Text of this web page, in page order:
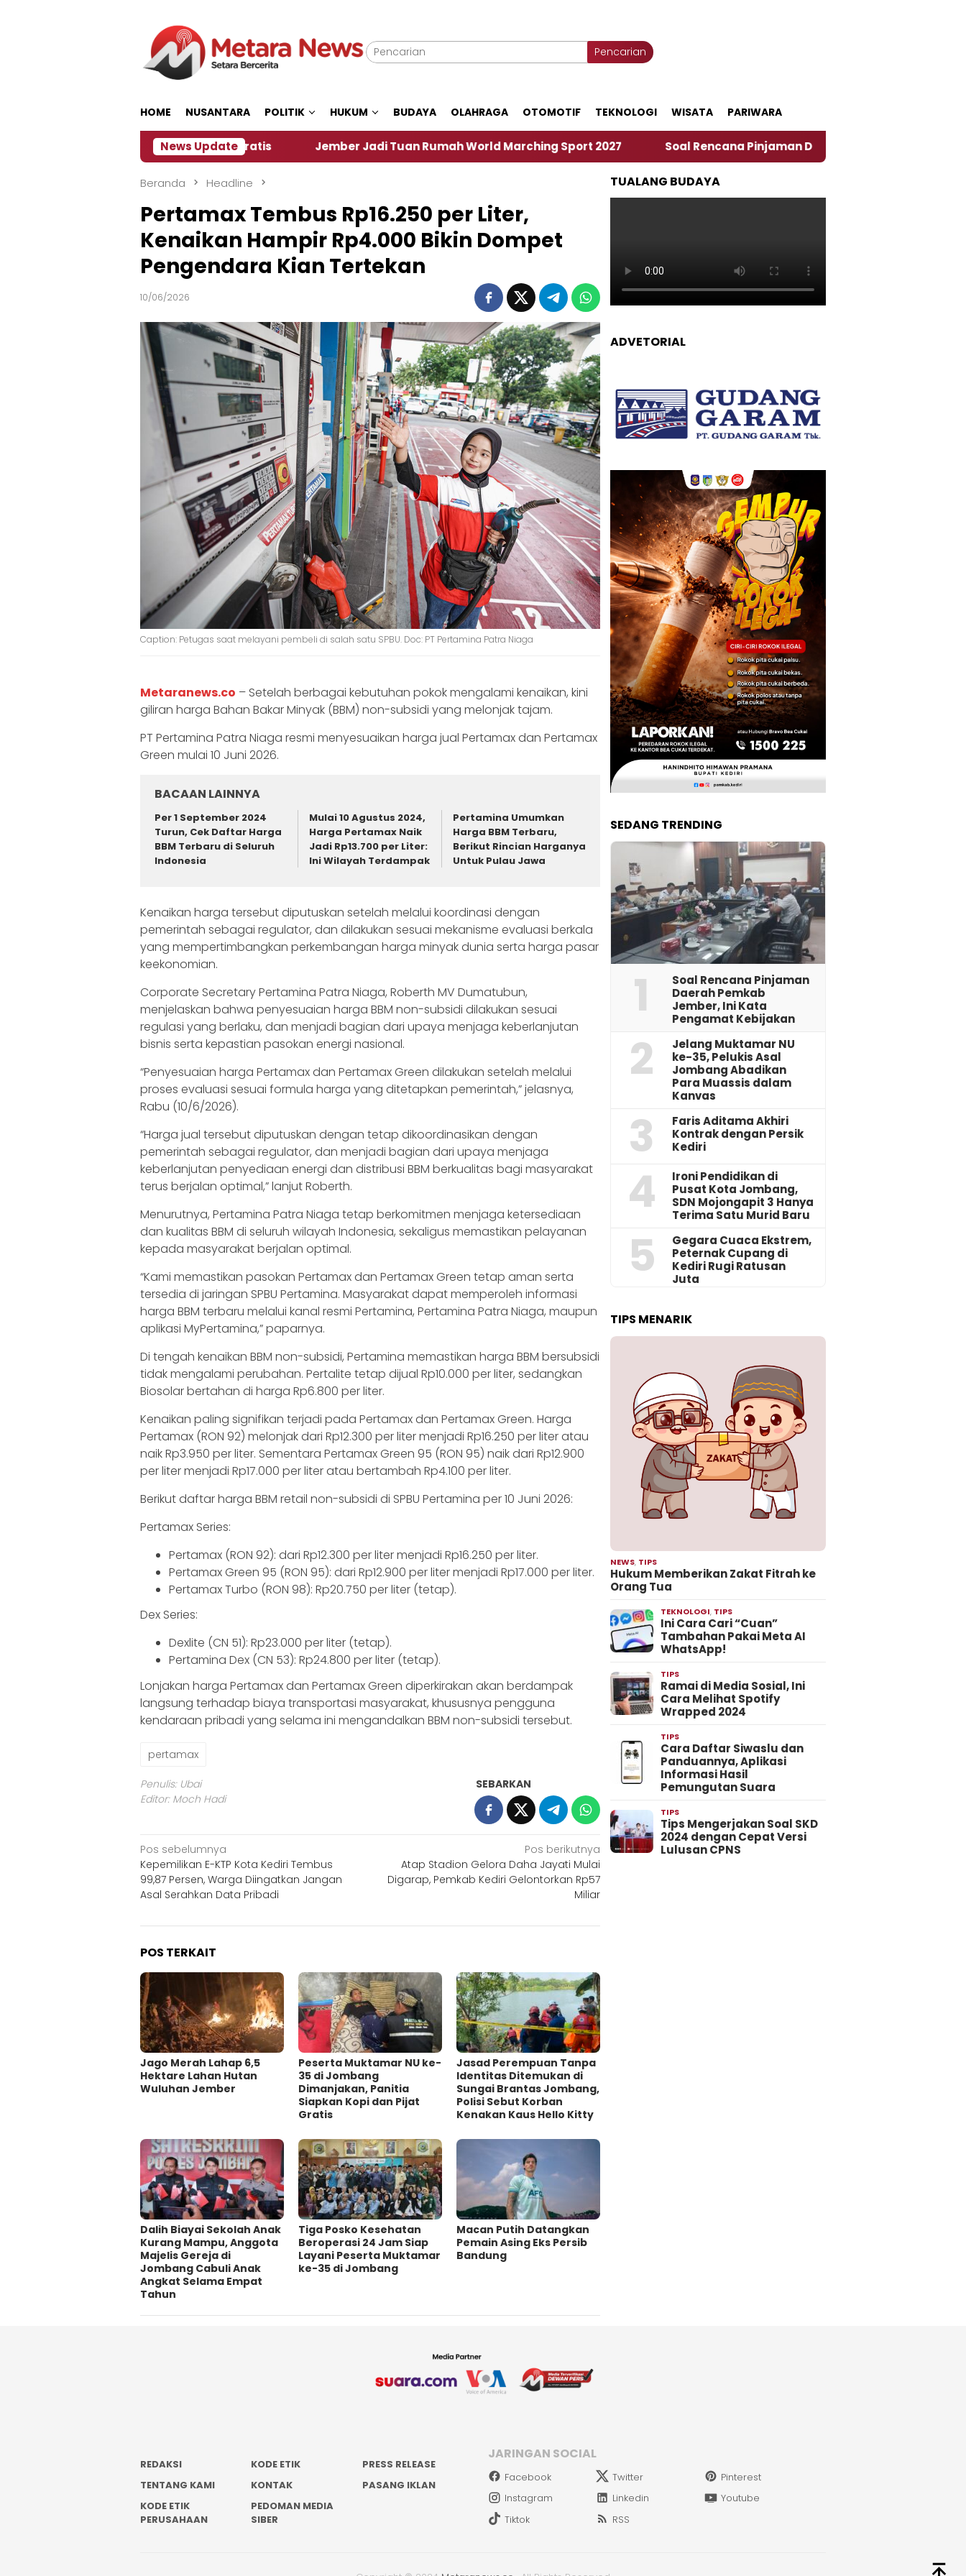
Pencarian
HOME NUSANTARA POLITIK HUKUM BUDAYA OLAHRAGA OTOMOTIF TEKNOLOGI WISATA PARIWARA
News Update
Siapkan Kopi dan Pijat Gratis Jember Jadi Tuan Rumah World Marching Sport 2027 ‎Soal Rencana Pinjaman Daerah Pemkab Jember, Ini Kata
Beranda Headline
Pertamax Tembus Rp16.250 per Liter,
Kenaikan Hampir Rp4.000 Bikin Dompet
Pengendara Kian Tertekan
10/06/2026
Caption: Petugas saat melayani pembeli di salah satu SPBU. Doc: PT Pertamina Patra Niaga
Metaranews.co – Setelah berbagai kebutuhan pokok mengalami kenaikan, kini
giliran harga Bahan Bakar Minyak (BBM) non-subsidi yang melonjak tajam.
PT Pertamina Patra Niaga resmi menyesuaikan harga jual Pertamax dan Pertamax
Green mulai 10 Juni 2026.
BACAAN LAINNYA
Per 1 September 2024
Turun, Cek Daftar Harga
BBM Terbaru di Seluruh
Indonesia
Mulai 10 Agustus 2024,
Harga Pertamax Naik
Jadi Rp13.700 per Liter:
Ini Wilayah Terdampak
Pertamina Umumkan
Harga BBM Terbaru,
Berikut Rincian Harganya
Untuk Pulau Jawa
Kenaikan harga tersebut diputuskan setelah melalui koordinasi dengan
pemerintah sebagai regulator, dan dilakukan sesuai mekanisme evaluasi berkala
yang mempertimbangkan perkembangan harga minyak dunia serta harga pasar
keekonomian.
Corporate Secretary Pertamina Patra Niaga, Roberth MV Dumatubun,
menjelaskan bahwa penyesuaian harga BBM non-subsidi dilakukan sesuai
regulasi yang berlaku, dan menjadi bagian dari upaya menjaga keberlanjutan
bisnis serta kepastian pasokan energi nasional.
“Penyesuaian harga Pertamax dan Pertamax Green dilakukan setelah melalui
proses evaluasi sesuai formula harga yang ditetapkan pemerintah,” jelasnya,
Rabu (10/6/2026).
“Harga jual tersebut diputuskan dengan tetap dikoordinasikan dengan
pemerintah sebagai regulator, dan menjadi bagian dari upaya menjaga
keberlanjutan penyediaan energi dan distribusi BBM berkualitas bagi masyarakat
terus berjalan optimal,” lanjut Roberth.
Menurutnya, Pertamina Patra Niaga tetap berkomitmen menjaga ketersediaan
dan kualitas BBM di seluruh wilayah Indonesia, sekaligus memastikan pelayanan
kepada masyarakat berjalan optimal.
“Kami memastikan pasokan Pertamax dan Pertamax Green tetap aman serta
tersedia di jaringan SPBU Pertamina. Masyarakat dapat memperoleh informasi
harga BBM terbaru melalui kanal resmi Pertamina, Pertamina Patra Niaga, maupun
aplikasi MyPertamina,” paparnya.
Di tengah kenaikan BBM non-subsidi, Pertamina memastikan harga BBM bersubsidi
tidak mengalami perubahan. Pertalite tetap dijual Rp10.000 per liter, sedangkan
Biosolar bertahan di harga Rp6.800 per liter.
Kenaikan paling signifikan terjadi pada Pertamax dan Pertamax Green. Harga
Pertamax (RON 92) melonjak dari Rp12.300 per liter menjadi Rp16.250 per liter atau
naik Rp3.950 per liter. Sementara Pertamax Green 95 (RON 95) naik dari Rp12.900
per liter menjadi Rp17.000 per liter atau bertambah Rp4.100 per liter.
Berikut daftar harga BBM retail non-subsidi di SPBU Pertamina per 10 Juni 2026:
Pertamax Series:
Pertamax (RON 92): dari Rp12.300 per liter menjadi Rp16.250 per liter.
Pertamax Green 95 (RON 95): dari Rp12.900 per liter menjadi Rp17.000 per liter.
Pertamax Turbo (RON 98): Rp20.750 per liter (tetap).
Dex Series:
Dexlite (CN 51): Rp23.000 per liter (tetap).
Pertamina Dex (CN 53): Rp24.800 per liter (tetap).
Lonjakan harga Pertamax dan Pertamax Green diperkirakan akan berdampak
langsung terhadap biaya transportasi masyarakat, khususnya pengguna
kendaraan pribadi yang selama ini mengandalkan BBM non-subsidi tersebut.
pertamax
Penulis: Ubai
Editor: Moch Hadi
SEBARKAN
Navigasi
pos
Pos sebelumnya
Kepemilikan E-KTP Kota Kediri Tembus
99,87 Persen, Warga Diingatkan Jangan
Asal Serahkan Data Pribadi
Pos berikutnya
Atap Stadion Gelora Daha Jayati Mulai
Digarap, Pemkab Kediri Gelontorkan Rp57
Miliar
POS TERKAIT
Jago Merah Lahap 6,5
Hektare Lahan Hutan
Wuluhan Jember
Peserta Muktamar NU ke-
35 di Jombang
Dimanjakan, Panitia
Siapkan Kopi dan Pijat
Gratis
Jasad Perempuan Tanpa
Identitas Ditemukan di
Sungai Brantas Jombang,
Polisi Sebut Korban
Kenakan Kaus Hello Kitty
Dalih Biayai Sekolah Anak
Kurang Mampu, Anggota
Majelis Gereja di
Jombang Cabuli Anak
Angkat Selama Empat
Tahun
Tiga Posko Kesehatan
Beroperasi 24 Jam Siap
Layani Peserta Muktamar
ke-35 di Jombang
Macan Putih Datangkan
Pemain Asing Eks Persib
Bandung
TUALANG BUDAYA
ADVETORIAL
SEDANG TRENDING
1
‎Soal Rencana Pinjaman
Daerah Pemkab
Jember, Ini Kata
Pengamat Kebijakan ‎
2
Jelang Muktamar NU
ke-35, Pelukis Asal
Jombang Abadikan
Para Muassis dalam
Kanvas
3
Faris Aditama Akhiri
Kontrak dengan Persik
Kediri
4
Ironi Pendidikan di
Pusat Kota Jombang,
SDN Mojongapit 3 Hanya
Terima Satu Murid Baru
5
‎Gegara Cuaca Ekstrem,
Peternak Cupang di
Kediri Rugi Ratusan
Juta
TIPS MENARIK
NEWS, TIPS
Hukum Memberikan Zakat Fitrah ke
Orang Tua
TEKNOLOGI, TIPS
Ini Cara Cari “Cuan”
Tambahan Pakai Meta AI
WhatsApp!
TIPS
Ramai di Media Sosial, Ini
Cara Melihat Spotify
Wrapped 2024
TIPS
Cara Daftar Siwaslu dan
Panduannya, Aplikasi
Informasi Hasil
Pemungutan Suara
TIPS
Tips Mengerjakan Soal SKD
2024 dengan Cepat Versi
Lulusan CPNS
REDAKSI KODE ETIK
PRESS RELEASE
TENTANG KAMI
KONTAK
PASANG IKLAN
KODE ETIK
PERUSAHAAN
PEDOMAN MEDIA
SIBER
JARINGAN SOCIAL
Facebook Twitter
Pinterest
Instagram
Linkedin
Youtube
Tiktok
RSS